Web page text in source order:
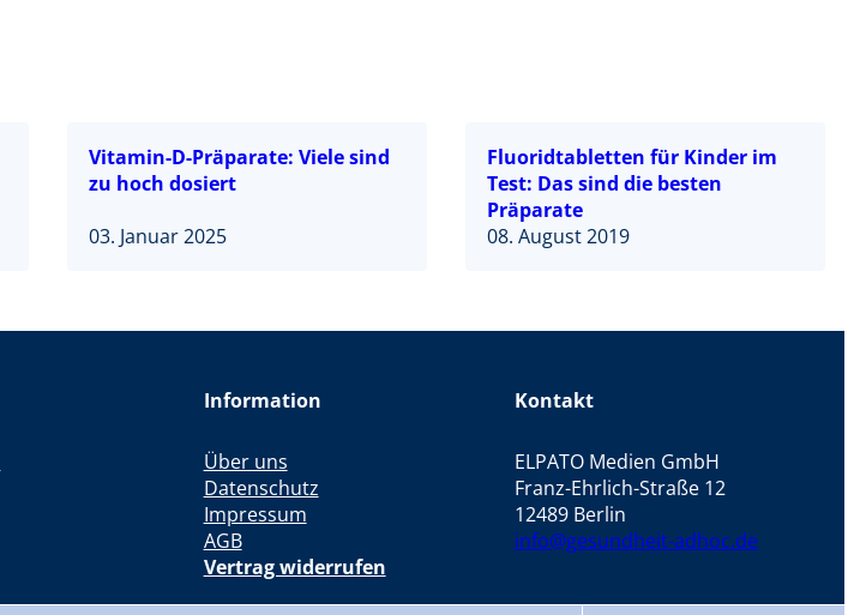
Vitamin-D-Präparate: Viele sind
zu hoch dosiert
03. Januar 2025
Fluoridtabletten für Kinder im
Test: Das sind die besten
Präparate
08. August 2019
Information
Über uns
Datenschutz
Impressum
AGB
Vertrag widerrufen
Kontakt
ELPATO Medien GmbH
Franz-Ehrlich-Straße 12
12489 Berlin
info@gesundheit-adhoc.de